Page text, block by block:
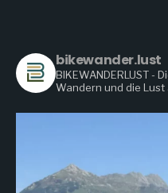
bikewander.lust
BIKEWANDERLUST -
Wandern und die Lust